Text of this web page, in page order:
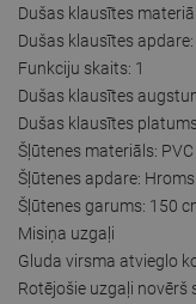
Dušas klausītes
Dušas klausītes
Funkciju skaits: 1
Dušas klausītes
Dušas klausītes
Šļūtenes materiāls: PVC
Šļūtenes apdare: Hroms
Šļūtenes garums: 150
Misiņa uzgaļi
Gluda virsma atvieglo
Rotējošie uzgaļi novērš